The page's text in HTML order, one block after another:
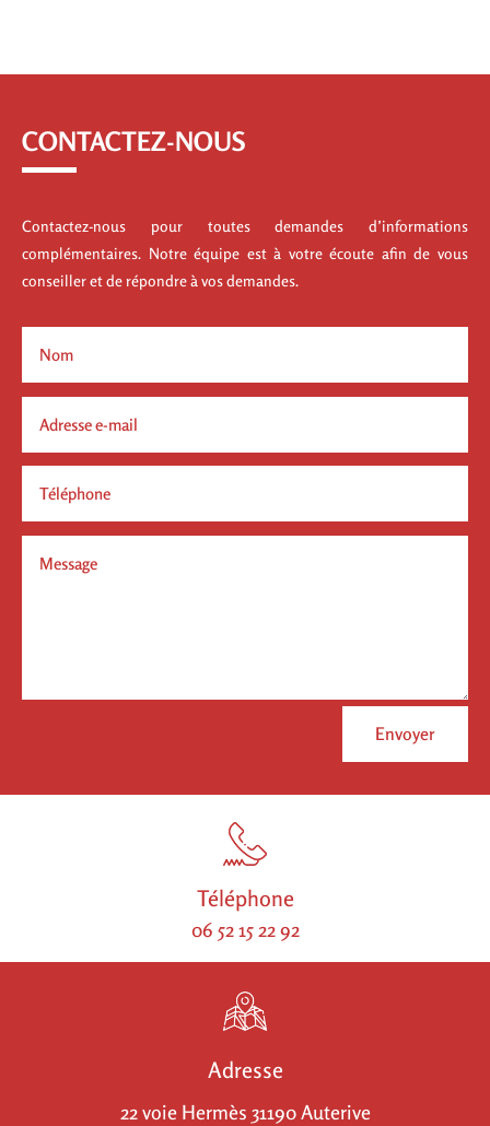
CONTACTEZ-NOUS
Contactez-nous pour toutes demandes d’informations
complémentaires. Notre équipe est à votre écoute afin de vous
conseiller et de répondre à vos demandes.
Envoyer
Téléphone
06 52 15 22 92
Adresse
22 voie Hermès 31190 Auterive